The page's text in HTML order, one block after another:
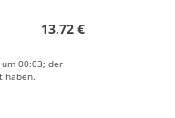
13,72 €
00:03; der
haben.